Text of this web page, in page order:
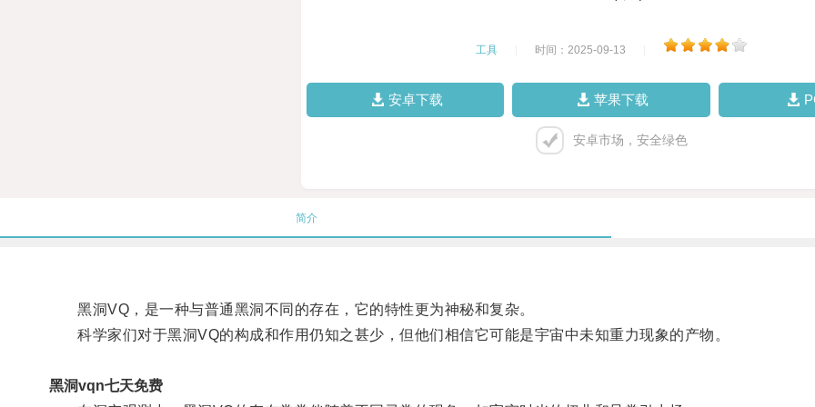
工具 时间：2025-09-13
安卓下载 苹果下载
安卓市场，安全绿色
简介
黑洞VQ，是一种与普通黑洞不同的存在，它的特性更为神秘和复杂。
科学家们对于黑洞VQ的构成和作用仍知之甚少，但他们相信它可能是宇宙中未知重力现象的产物。
黑洞vqn七天免费